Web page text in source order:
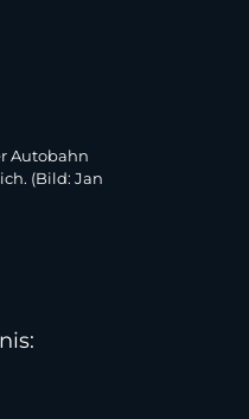
Autobahn
(Bild: Jan